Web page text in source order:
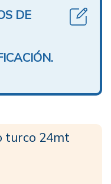
DE
turco 24mt